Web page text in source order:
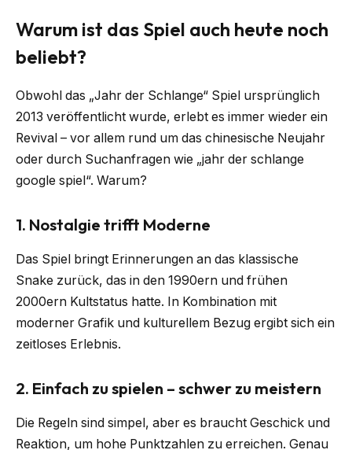
Warum ist das Spiel auch heute noch
beliebt?
Obwohl das „Jahr der Schlange“ Spiel ursprünglich
2013 veröffentlicht wurde, erlebt es immer wieder ein
Revival – vor allem rund um das chinesische Neujahr
oder durch Suchanfragen wie „jahr der schlange
google spiel“. Warum?
1. Nostalgie trifft Moderne
Das Spiel bringt Erinnerungen an das klassische
Snake zurück, das in den 1990ern und frühen
2000ern Kultstatus hatte. In Kombination mit
moderner Grafik und kulturellem Bezug ergibt sich ein
zeitloses Erlebnis.
2. Einfach zu spielen – schwer zu meistern
Die Regeln sind simpel, aber es braucht Geschick und
Reaktion, um hohe Punktzahlen zu erreichen. Genau